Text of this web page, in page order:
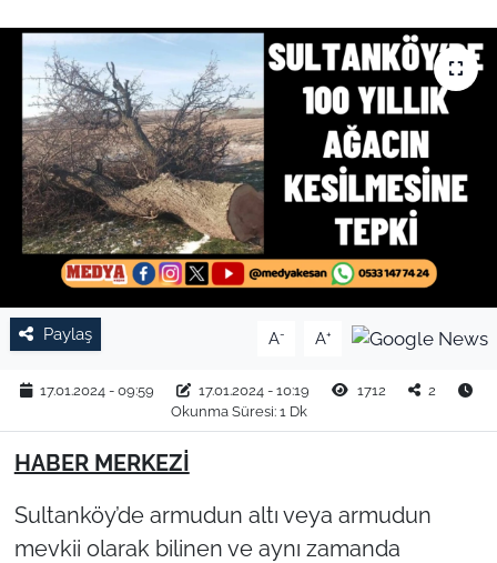
Paylaş A- A+
17.01.2024 - 09:59 17.01.2024 - 10:19 1712
2
Okunma Süresi: 1 Dk
HABER MERKEZİ
Sultanköy’de armudun altı veya armudun
mevkii olarak bilinen ve aynı zamanda
SAĞLIK
EĞİTİM
TARIM VE HAYVANCILIK
KÜLTÜR SANAT
RESMİ İLAN
SPOR
EDİRNE
TEKİRDAĞ